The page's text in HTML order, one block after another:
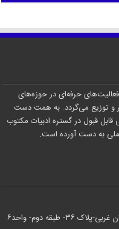
20 سال سابقه و فعالیت‌های حرفه‌ای در حوزه‌های
و توزیع می‌گردد. به همت دست
قابل قبول در گستره ادبیات مکتوب
ملی به دست آورده است.
طبقه دوم- واحد۶